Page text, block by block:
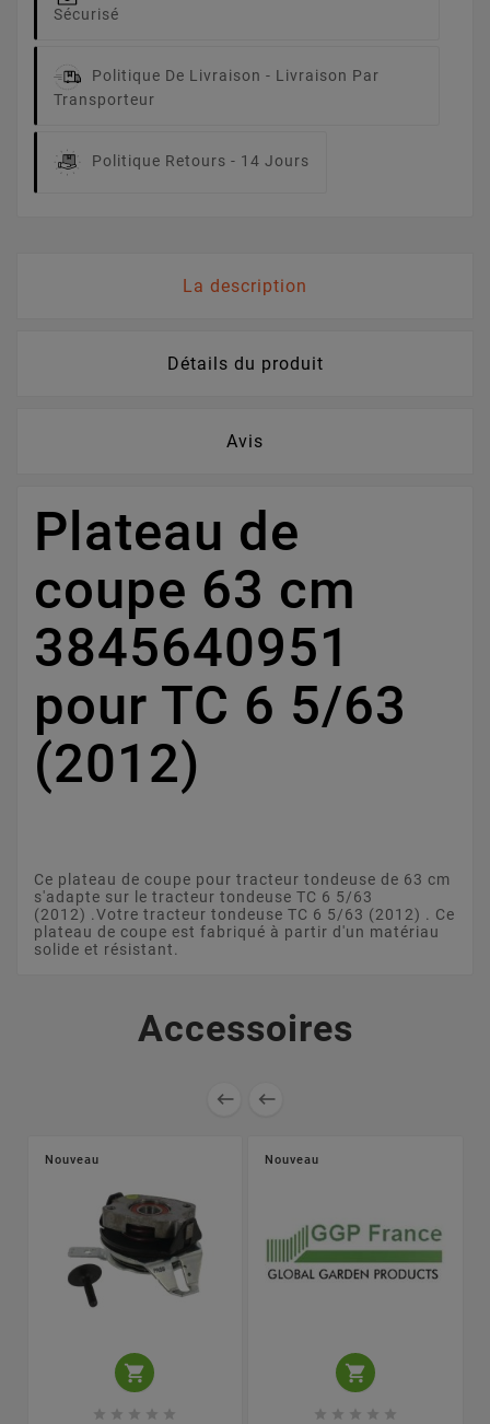
Sécurisé
Politique De Livraison - Livraison Par
Transporteur
Politique Retours - 14 Jours
La description
Détails du produit
Avis
Plateau de
coupe 63 cm
3845640951
pour TC 6 5/63
(2012)
Ce plateau de coupe pour tracteur tondeuse de 63 cm
s'adapte sur le tracteur tondeuse TC 6 5/63
(2012) .Votre tracteur tondeuse TC 6 5/63 (2012) . Ce
plateau de coupe est fabriqué à partir d'un matériau
solide et résistant.
Accessoires
 
Nouveau

    
Nouveau

    